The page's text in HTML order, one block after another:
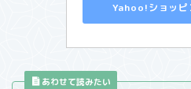
Yahoo!ショッピ
あわせて読みたい